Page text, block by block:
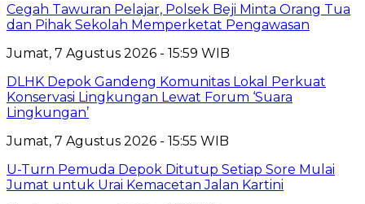
Cegah Tawuran Pelajar, Polsek Beji Minta Orang Tua
dan Pihak Sekolah Memperketat Pengawasan
Jumat, 7 Agustus 2026 - 15:59 WIB
DLHK Depok Gandeng Komunitas Lokal Perkuat
Konservasi Lingkungan Lewat Forum ‘Suara
Lingkungan’
Jumat, 7 Agustus 2026 - 15:55 WIB
U-Turn Pemuda Depok Ditutup Setiap Sore Mulai
Jumat untuk Urai Kemacetan Jalan Kartini